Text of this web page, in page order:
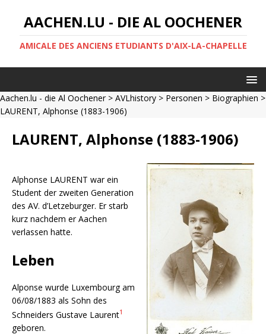
AACHEN.LU - DIE AL OOCHENER
AMICALE DES ANCIENS ETUDIANTS D'AIX-LA-CHAPELLE
Aachen.lu - die Al Oochener> AVLhistory > Personen > Biographien >
LAURENT, Alphonse (1883-1906)
LAURENT, Alphonse (1883-1906)
Alphonse LAURENT war ein
Student der zweiten Generation
des AV. d’Letzeburger. Er starb
kurz nachdem er Aachen
verlassen hatte.
Leben
Alponse wurde Luxembourg am
06/08/1883 als Sohn des
Schneiders Gustave Laurent1
geboren.